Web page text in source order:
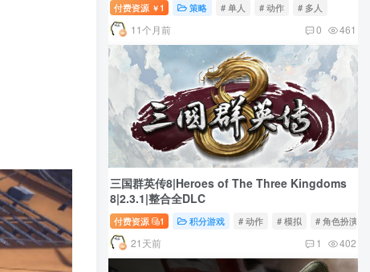
付费资源 ￥ 1 策略 # 单人 # 动作 # 多人
11个月前 0 461
三国群英传8|Heroes of The Three Kingdoms
8|2.3.1|整合全DLC
付费资源 1 积分游戏 # 动作 # 模拟 # 角色扮演
21天前 1 402